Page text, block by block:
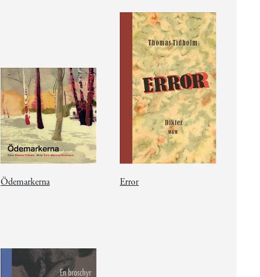
Ödemarkerna Error